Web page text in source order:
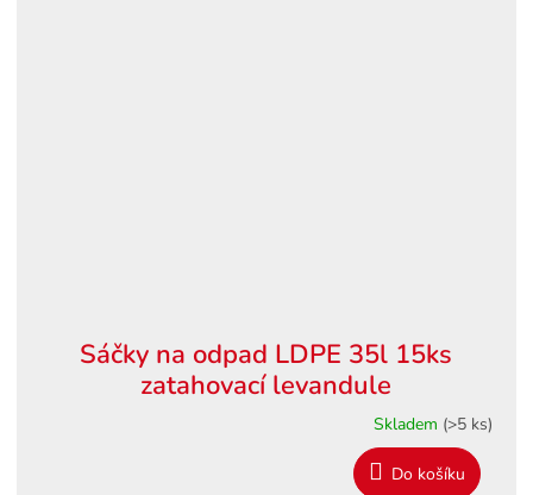
Sáčky na odpad LDPE 35l 15ks
zatahovací levandule
Skladem (>5 ks)
Do košíku